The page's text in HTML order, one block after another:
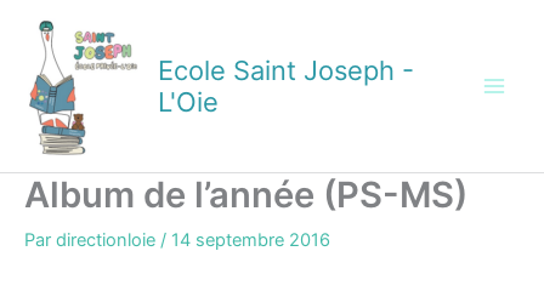
contenu
Ecole Saint Joseph -
L'Oie
Album de l’année (PS-MS)
Par directionloie / 14 septembre 2016